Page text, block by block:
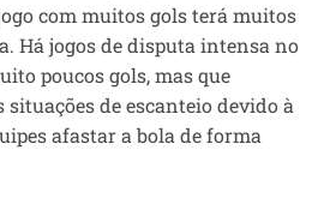
com muitos gols terá muitos
Há jogos de disputa intensa no
poucos gols, mas que
de escanteio devido à
afastar a bola de forma